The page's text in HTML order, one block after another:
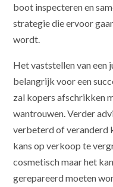
boot inspecteren en
strategie die ervoor
wordt.
Het vaststellen van een
belangrijk voor een
zal kopers afschrikken
wantrouwen. Verder
verbeterd of veranderd
kans op verkoop te
cosmetisch maar het
gerepareerd moeten